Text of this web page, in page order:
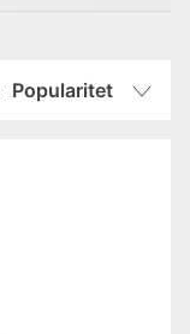
Popularitet